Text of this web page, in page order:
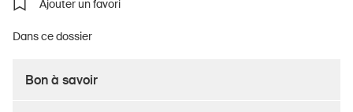
Dans ce dossier
Bon à savoir
Ajouter un favori